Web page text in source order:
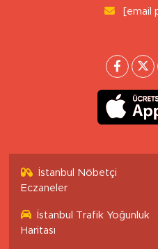
[email
İstanbul Nöbetçi
Eczaneler
İstanbul Trafik Yoğunluk
Haritası